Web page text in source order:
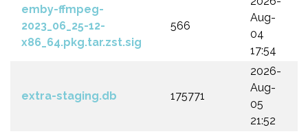
emby-ffmpeg-
2023_06_25-12-
x86_64.pkg.tar.zst.sig
566
Aug-
04
17:54
extra-staging.db 175771
2026-
Aug-
05
21:52